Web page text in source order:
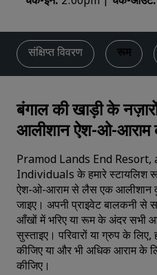
संक्षिप्त विवरण रूम
बंगाल की खाड़ी के
आलीशान ऐश-ओ-आराम
Pramod Lands End
Individuals के हमारे स्टायलिश
ऐश-ओ-आराम से लैस एक आलीशान
जाइए। अपनी प्राइवेट बालकनी से
आँखों में भरिए या रूम के अंदर
सुस्ताइए। परिवारों या ग्रुप के
कीजिए या और भी अधिक आराम के
कीजिए।